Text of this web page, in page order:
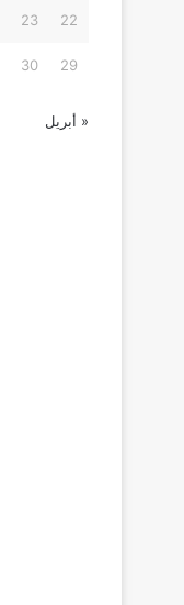
22
23
29
30
« أبريل